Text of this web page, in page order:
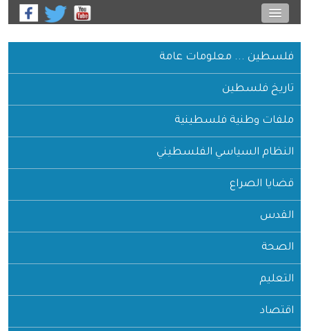
فلسطين ... معلومات عامة
تاريخ فلسطين
ملفات وطنية فلسطينية
النظام السياسي الفلسطيني
قضايا الصراع
القدس
الصحة
التعليم
اقتصاد